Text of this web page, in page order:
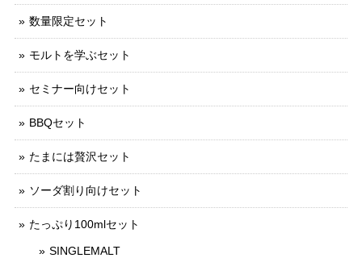
数量限定セット
モルトを学ぶセット
セミナー向けセット
BBQセット
たまには贅沢セット
ソーダ割り向けセット
たっぷり100mlセット
SINGLEMALT